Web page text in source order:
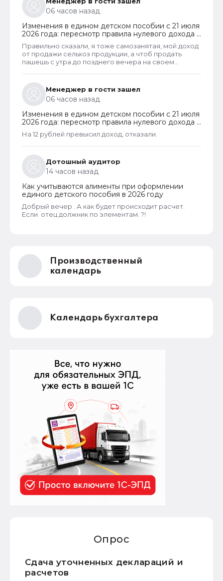
06 часов назад
Изменения в едином детском пособии с 21 июля
2026 года: пересмотр правила нулевого дохода и
новый порядок оформления пособий по месту
пребывания
Правильно сказали, я тоже самозанятая, мой доход
от продажи сельхоз продукции, а чтоб продать
пашешь с утра до позднего вечера на своем
Менеджер в гости зашел
06 часов назад
Изменения в едином детском пособии с 21 июля
2026 года: пересмотр правила нулевого дохода и
новый порядок оформления пособий по месту
пребывания
На 12 рублей превысил доход, отказали.
Дотошный аудитор
14 часов назад
Как учитываются алименты при оформлении
единого детского пособия в 2026 году
Добрый вечер . А как будет происходит расчет.
Если отец должник по элементам. ?!
Производственный
календарь
Календарь бухгалтера
Опрос
Сдача уточненных деклараций и
расчетов